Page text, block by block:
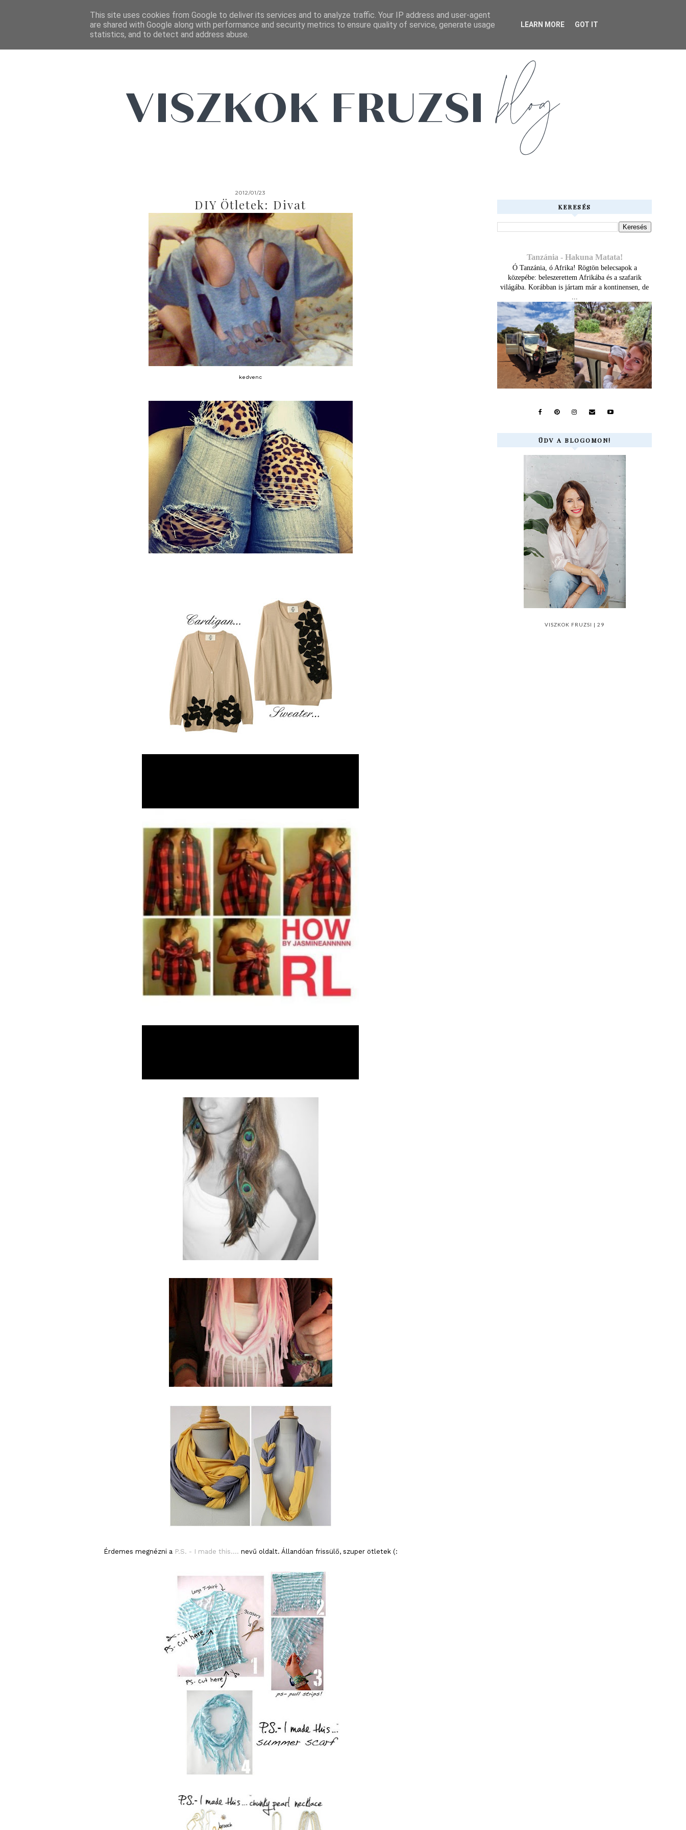
FŐOLDAL EMAIL
2012/01/23
DIY Ötletek: Divat
kedvenc
Érdemes megnézni a P.S. - I made this.... nevű oldalt. Állandóan frissülő, szuper ötletek (:
KERESÉS
Tanzánia - Hakuna Matata!
Ó Tanzánia, ó Afrika! Rögtön belecsapok a
közepébe: beleszerettem Afrikába és a szafarik
világába. Korábban is jártam már a kontinensen, de
...
ÜDV A BLOGOMON!
VISZKOK FRUZSI | 29
This site uses cookies from Google to deliver its services and to analyze traffic. Your IP address and user-agent
are shared with Google along with performance and security metrics to ensure quality of service, generate usage
statistics, and to detect and address abuse.
LEARN MORE GOT IT